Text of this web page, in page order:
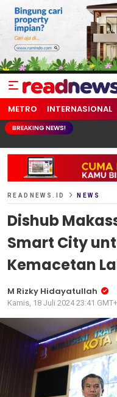
readnews.id
Berita Terkini, Update
METRO INTERNASIONAL
BREAKING NEWS!
READNEWS.ID NEWS
Dishub
Smart City
Kemacetan
M Rizky Hidayatullah
Kamis, 18 Juli 2024 23:41